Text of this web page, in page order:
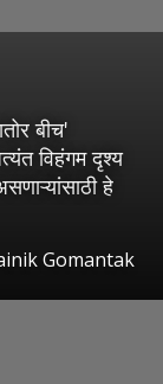
बीच'
विहंगम दृश्य
हे
Gomantak